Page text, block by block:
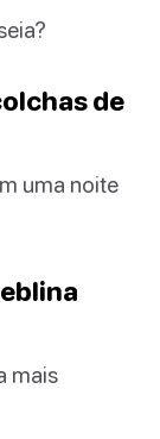
de
uma noite
mais